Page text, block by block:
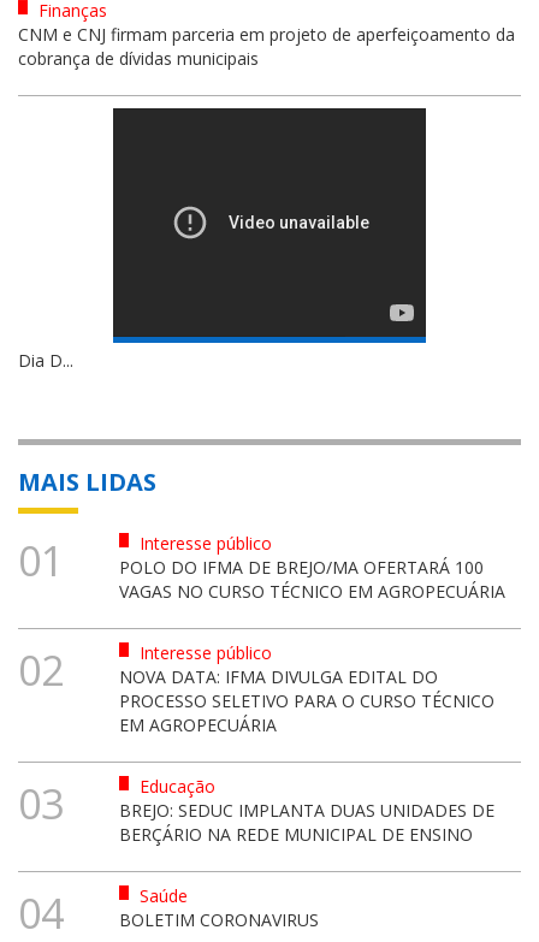
Finanças
CNM e CNJ firmam parceria em projeto de aperfeiçoamento da
cobrança de dívidas municipais
Dia D...
MAIS LIDAS
01
Interesse público
POLO DO IFMA DE BREJO/MA OFERTARÁ 100
VAGAS NO CURSO TÉCNICO EM AGROPECUÁRIA
02
Interesse público
NOVA DATA: IFMA DIVULGA EDITAL DO
PROCESSO SELETIVO PARA O CURSO TÉCNICO
EM AGROPECUÁRIA
03
Educação
BREJO: SEDUC IMPLANTA DUAS UNIDADES DE
BERÇÁRIO NA REDE MUNICIPAL DE ENSINO
04
Saúde
BOLETIM CORONAVIRUS